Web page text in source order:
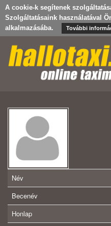
A cookie-k segítenek
Szolgáltatásaink használatával
alkalmazásába.
További
Név
Becenév
Honlap